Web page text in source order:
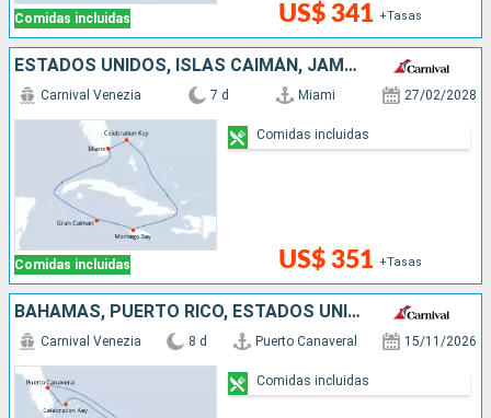
Comidas incluidas US$ 341 +Tasas
ESTADOS UNIDOS, ISLAS CAIMÁN, JAMAICA, BAHAMAS
Comidas incluidas
Carnival Venezia 7 d Miami 27/02/2028
US$ 351 +Tasas
Comidas incluidas
BAHAMAS, PUERTO RICO, ESTADOS UNIDOS
Carnival Venezia 8 d Puerto Canaveral 15/11/2026
Comidas incluidas